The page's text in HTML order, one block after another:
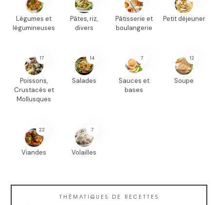
Légumes et
légumineuses
Pâtes, riz,
divers
Pâtisserie et
boulangerie
Petit déjeuner
17
Poissons,
Crustacés et
Mollusques
14
Salades
7
Sauces et
bases
12
Soupe
22
Viandes
7
Volailles
THÉMATIQUES DE RECETTES